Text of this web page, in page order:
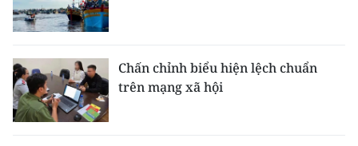
Chấn chỉnh biểu hiện lệch chuẩn
trên mạng xã hội